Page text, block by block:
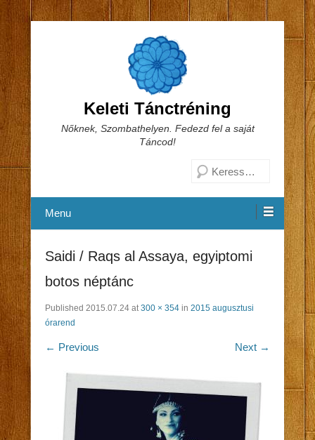
Keleti Tánctréning
Nőknek, Szombathelyen. Fedezd fel a saját
Táncod!
Menu
Saidi / Raqs al Assaya, egyiptomi
botos néptánc
Published 2015.07.24 at300 × 354 in 2015 augusztusi
órarend
← Previous Next →